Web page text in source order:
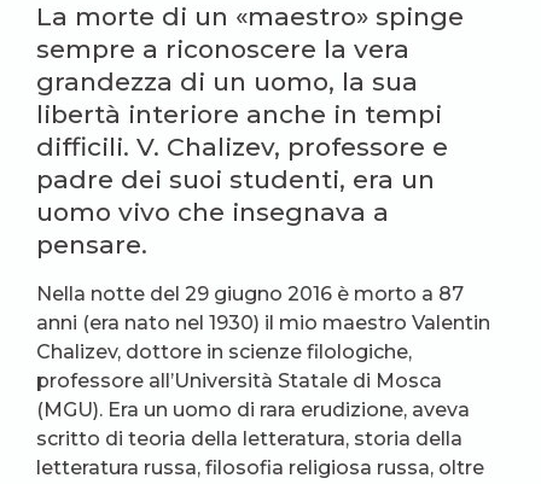
La morte di un «maestro» spinge
sempre a riconoscere la vera
grandezza di un uomo, la sua
libertà interiore anche in tempi
difficili. V. Chalizev, professore e
padre dei suoi studenti, era un
uomo vivo che insegnava a
pensare.
Nella notte del 29 giugno 2016 è morto a 87
anni (era nato nel 1930) il mio maestro Valentin
Chalizev, dottore in scienze filologiche,
professore all’Università Statale di Mosca
(MGU). Era un uomo di rara erudizione, aveva
scritto di teoria della letteratura, storia della
letteratura russa, filosofia religiosa russa, oltre